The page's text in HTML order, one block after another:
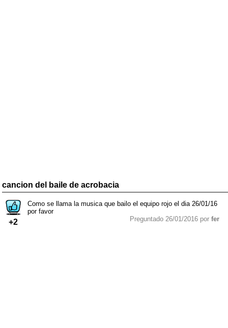
cancion del baile de acrobacia
+2
Como se llama la musica que bailo el equipo rojo el dia 26/01/16
por favor
Preguntado 26/01/2016 por fer